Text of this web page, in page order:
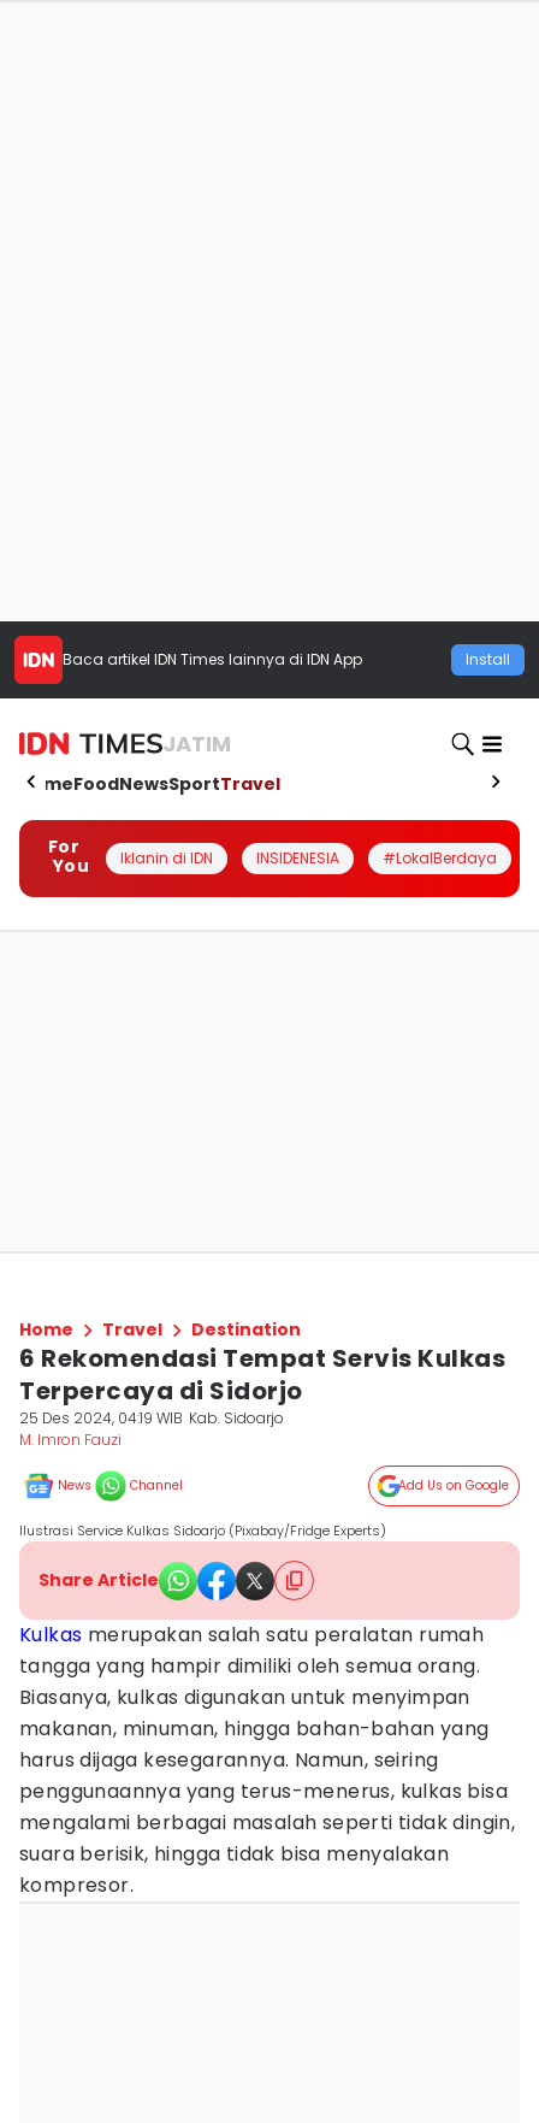
Baca artikel IDN Times lainnya di IDN App Install
JATIM
HomeFoodNewsSportTravel
For
You
Iklanin di IDN INSIDENESIA #LokalBerdaya
Home Travel Destination
6 Rekomendasi Tempat Servis Kulkas
Terpercaya di Sidorjo
25 Des 2024, 04:19 WIB Kab. Sidoarjo
M. Imron Fauzi
News Channel Add Us on Google
Ilustrasi Service Kulkas Sidoarjo (Pixabay/Fridge Experts)
Share Article
Kulkas merupakan salah satu peralatan rumah
tangga yang hampir dimiliki oleh semua orang.
Biasanya, kulkas digunakan untuk menyimpan
makanan, minuman, hingga bahan-bahan yang
harus dijaga kesegarannya. Namun, seiring
penggunaannya yang terus-menerus, kulkas bisa
mengalami berbagai masalah seperti tidak dingin,
suara berisik, hingga tidak bisa menyalakan
kompresor.